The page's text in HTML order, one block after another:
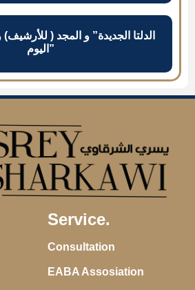
اليوم”
Service.
Consultation
EABA Assosiation